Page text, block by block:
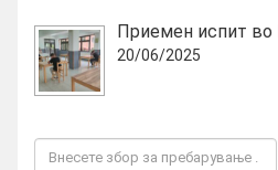
Приемен испит
20/06/2025